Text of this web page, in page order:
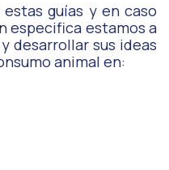
guías y en caso
especifica estamos a
desarrollar sus ideas
animal en: